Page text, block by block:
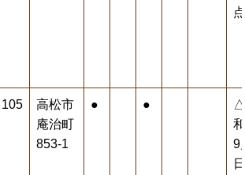
105
高松市
庵治町
853-1
● ●
△
9